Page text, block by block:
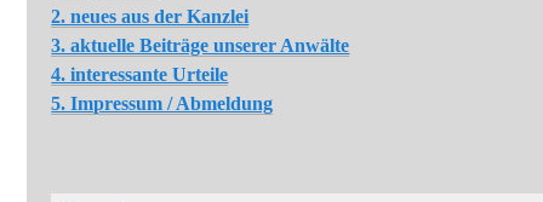
2. neues aus der Kanzlei
3. aktuelle Beiträge unserer Anwälte
4. interessante Urteile
5. Impressum / Abmeldung